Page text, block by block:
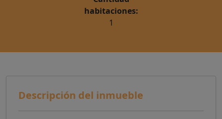
habitaciones:
1
Descripción del inmueble